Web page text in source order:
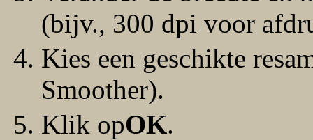
(bijv., 300 dpi voor
Kies een geschikte
Smoother).
Klik opOK.